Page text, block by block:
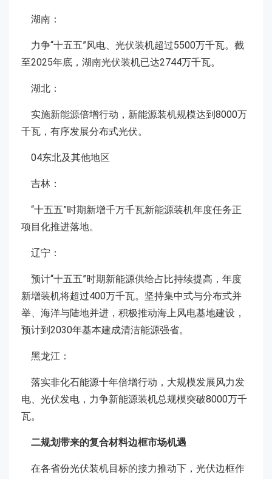
湖南：
力争“十五五”风电、光伏装机超过5500万千瓦。截
至2025年底，湖南光伏装机已达2744万千瓦。
湖北：
实施新能源倍增行动，新能源装机规模达到8000万
千瓦，有序发展分布式光伏。
04东北及其他地区
吉林：
“十五五”时期新增千万千瓦新能源装机年度任务正
项目化推进落地。
辽宁：
预计“十五五”时期新能源供给占比持续提高，年度
新增装机将超过400万千瓦。坚持集中式与分布式并
举、海洋与陆地并进，积极推动海上风电基地建设，
预计到2030年基本建成清洁能源强省。
黑龙江：
落实非化石能源十年倍增行动，大规模发展风力发
电、光伏发电，力争新能源装机总规模突破8000万千
瓦。
二规划带来的复合材料边框市场机遇
在各省份光伏装机目标的接力推动下，光伏边框作